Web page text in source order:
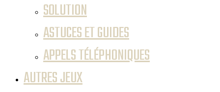
SOLUTION
ASTUCES ET GUIDES
APPELS TÉLÉPHONIQUES
AUTRES JEUX